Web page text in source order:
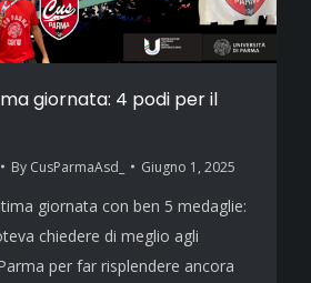
giornata: 4 podi per il
By CusParmaAsd_ Giugno 1, 2025
giornata con ben 5 medaglie:
chiedere di meglio agli
per far risplendere ancora